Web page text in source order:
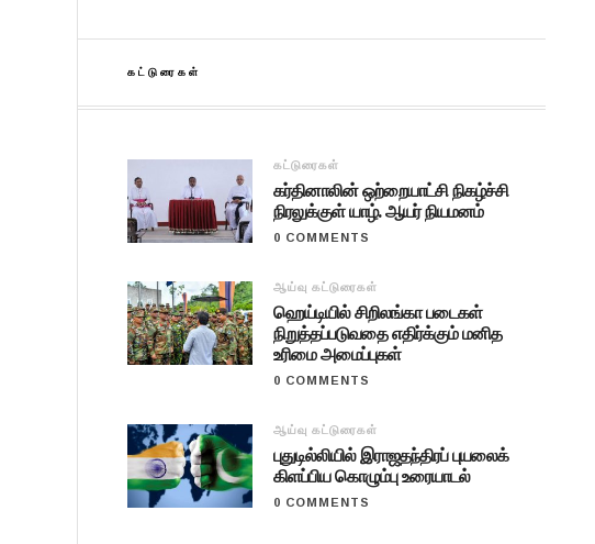
கட்டுரைகள்
கட்டுரைகள்
கர்தினாலின் ஒற்றையாட்சி நிகழ்ச்சி
நிரலுக்குள் யாழ். ஆயர் நியமனம்
0 COMMENTS
ஆய்வு கட்டுரைகள்
ஹெய்டியில் சிறிலங்கா படைகள்
நிறுத்தப்படுவதை எதிர்க்கும் மனித
உரிமை அமைப்புகள்
0 COMMENTS
ஆய்வு கட்டுரைகள்
புதுடில்லியில் இராஜதந்திரப் புயலைக்
கிளப்பிய கொழும்பு உரையாடல்
0 COMMENTS